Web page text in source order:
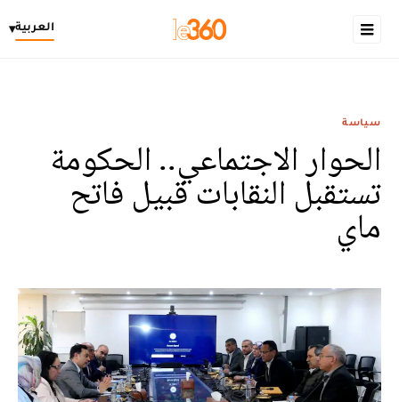
العربية▾
سياسة
الحوار الاجتماعي.. الحكومة
تستقبل النقابات قبيل فاتح
ماي